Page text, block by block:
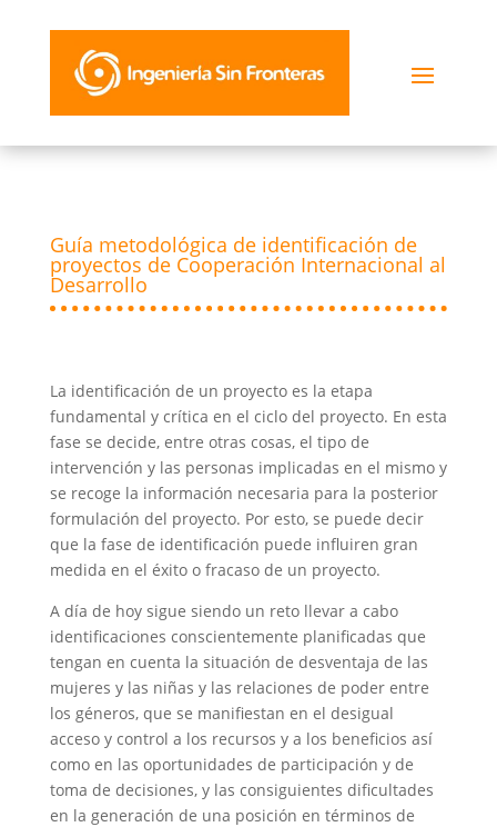
Guía metodológica de identificación de
proyectos de Cooperación Internacional al
Desarrollo
La identificación de un proyecto es la etapa
fundamental y crítica en el ciclo del proyecto. En esta
fase se decide, entre otras cosas, el tipo de
intervención y las personas implicadas en el mismo y
se recoge la información necesaria para la posterior
formulación del proyecto. Por esto, se puede decir
que la fase de identificación puede influiren gran
medida en el éxito o fracaso de un proyecto.
A día de hoy sigue siendo un reto llevar a cabo
identificaciones conscientemente planificadas que
tengan en cuenta la situación de desventaja de las
mujeres y las niñas y las relaciones de poder entre
los géneros, que se manifiestan en el desigual
acceso y control a los recursos y a los beneficios así
como en las oportunidades de participación y de
toma de decisiones, y las consiguientes dificultades
en la generación de una posición en términos de